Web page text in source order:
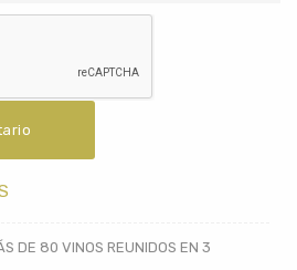
DE 80 VINOS REUNIDOS EN 3